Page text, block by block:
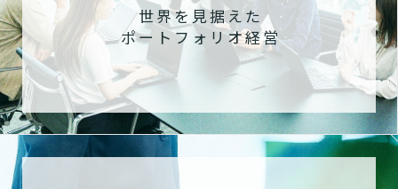
世界を見据えた
ポートフォリオ経営